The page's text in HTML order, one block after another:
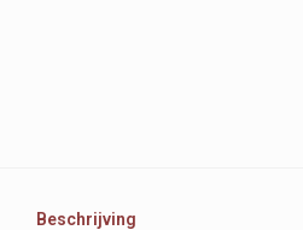
Beschrijving